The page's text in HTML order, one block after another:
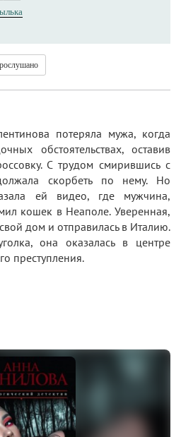
потеряла мужа, когда
обстоятельствах, оставив
С трудом смирившись с
скорбеть по нему. Но
ей видео, где мужчина,
кошек в Неаполе. Уверенная,
дом и отправилась в Италию.
она оказалась в центре
преступления.